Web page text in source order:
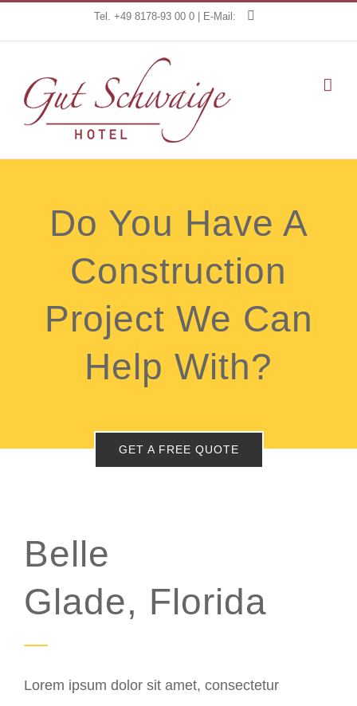
Inhalt
Tel. +49 8178-93 00 0 | E-Mail:
Do You Have A
Construction
Project We Can
Help With?
GET A FREE QUOTE
Belle
Glade, Florida
Lorem ipsum dolor sit amet, consectetur